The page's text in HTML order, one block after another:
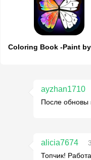
ayzhan1710
После обновы
alicia7674
Топчик!